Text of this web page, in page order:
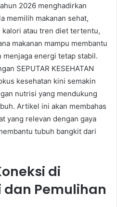
2026 menghadirkan
memilih makanan sehat,
kalori atau tren diet tertentu,
makanan mampu membantu
energi tetap stabil.
SEPUTAR KESEHATAN
kesehatan kini semakin
nutrisi yang mendukung
Artikel ini akan membahas
yang relevan dengan gaya
tubuh bangkit dari
di
Pemulihan